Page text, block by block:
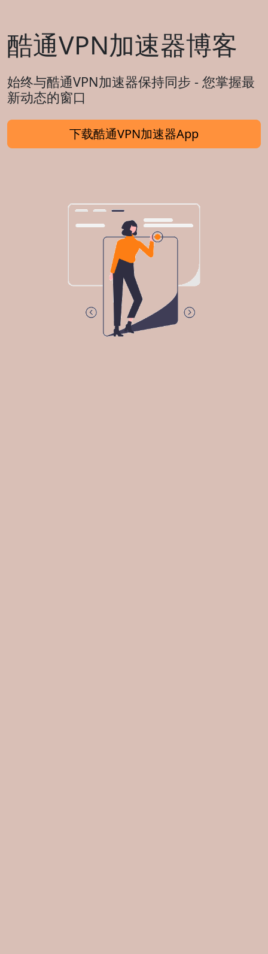
酷通VPN加速器博客
始终与酷通VPN加速器保持同步 - 您掌握最
新动态的窗口
下载酷通VPN加速器App